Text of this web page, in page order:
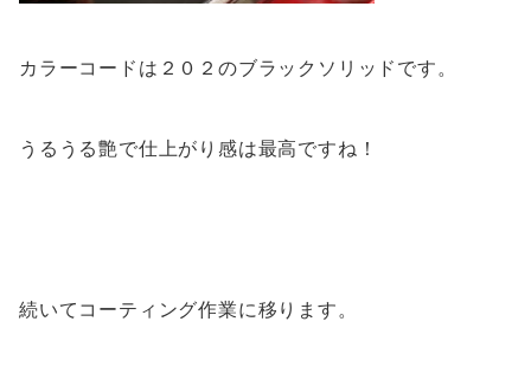
カラーコードは２０２のブラックソリッドです。
うるうる艶で仕上がり感は最高ですね！
続いてコーティング作業に移ります。